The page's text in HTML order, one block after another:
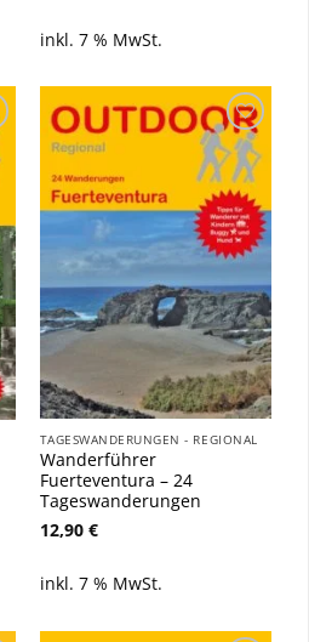
inkl. 7 % MwSt.
Zu
Wunschliste
hinzufügen
TAGESWANDERUNGEN - REGIONAL
Wanderführer
Fuerteventura – 24
Tageswanderungen
12,90 €
inkl. 7 % MwSt.